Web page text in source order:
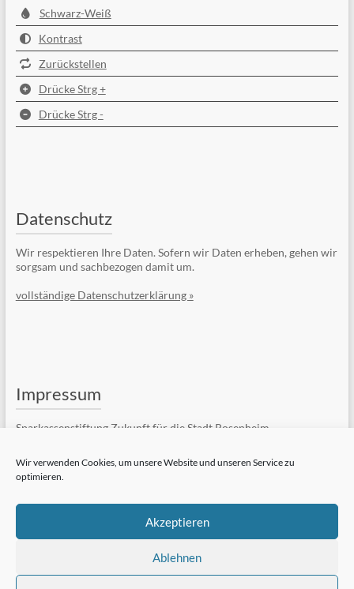
Wir verwenden Cookies, um unsere Website und unseren Service zu
optimieren.
Akzeptieren
Ablehnen
Schwarz-Weiß
Kontrast
Zurückstellen
Drücke Strg +
Drücke Strg -
Datenschutz
Wir respektieren Ihre Daten. Sofern wir Daten erheben, gehen wir
sorgsam und sachbezogen damit um.
vollständige Datenschutzerklärung »
Impressum
Sparkassenstiftung Zukunft für die Stadt Rosenheim
83022 Rosenheim
Telefon: +49 (8031) 182-84510
vollständiges Impressum »